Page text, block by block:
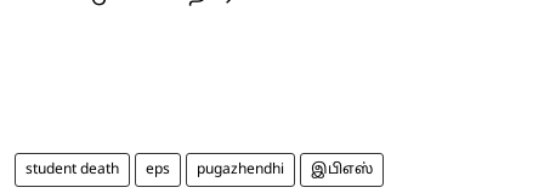
student death eps pugazhendhi இபிஎஸ்